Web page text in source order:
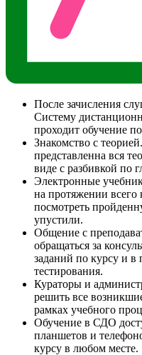
После зачисления
Систему
проходит обучение
Знакомство с
представленна вся
виде с разбивкой по
Электронные
на протяжении всего
посмотреть
упустили.
Общение с
обращаться за
заданий по курсу и
тестирования.
Кураторы и
решить все
рамках учебного
Обучение в СДО
планшетов и
курсу в любом месте.